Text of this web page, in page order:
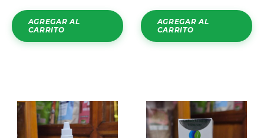
AGREGAR AL
CARRITO
AGREGAR AL
CARRITO